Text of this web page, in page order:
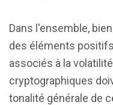
Dans l'ensemble,
des éléments
associés à la
cryptographiques
tonalité générale de